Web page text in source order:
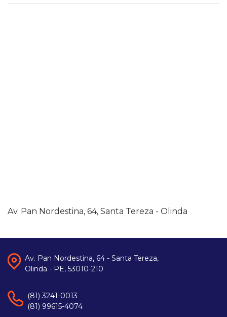
Av. Pan Nordestina, 64, Santa Tereza - Olinda
Av. Pan Nordestina, 64 - Santa Tereza,
Olinda - PE, 53010-210
(81) 3241-0013
(81) 99615-4074